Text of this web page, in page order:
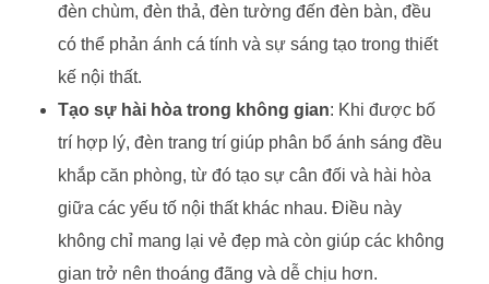
đèn chùm, đèn thả, đèn tường đến đèn bàn, đều
có thể phản ánh cá tính và sự sáng tạo trong thiết
kế nội thất.
Tạo sự hài hòa trong không gian: Khi được bố
trí hợp lý, đèn trang trí giúp phân bổ ánh sáng đều
khắp căn phòng, từ đó tạo sự cân đối và hài hòa
giữa các yếu tố nội thất khác nhau. Điều này
không chỉ mang lại vẻ đẹp mà còn giúp các không
gian trở nên thoáng đãng và dễ chịu hơn.